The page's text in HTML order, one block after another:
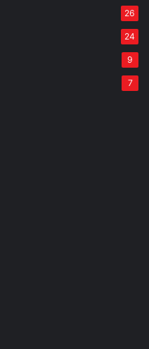
26
24
9
7